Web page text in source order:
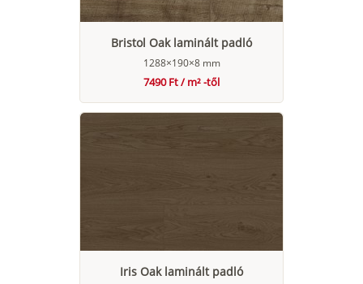
Bristol Oak laminált padló
1288×190×8 mm
7490 Ft / m² -től
Iris Oak laminált padló